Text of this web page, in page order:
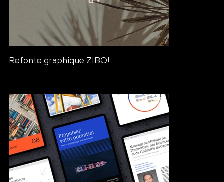
Refonte graphique ZIBO!